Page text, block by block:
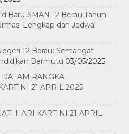
Baru SMAN 12 Berau Tahun
Lengkap dan Jadwal
12 Berau: Semangat
Bermutu 03/05/2025
RANGKA
21 APRIL 2025
HARI KARTINI 21 APRIL